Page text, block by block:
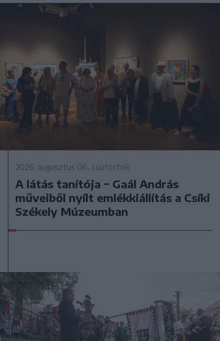
2026. augusztus 06., csütörtök
A látás tanítója − Gaál András
műveiből nyílt emlékkiállítás a Csíki
Székely Múzeumban